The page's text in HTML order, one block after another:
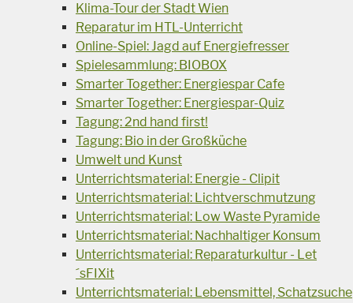
Klima-Tour der Stadt Wien
Reparatur im HTL-Unterricht
Online-Spiel: Jagd auf Energiefresser
Spielesammlung: BIOBOX
Smarter Together: Energiespar Cafe
Smarter Together: Energiespar-Quiz
Tagung: 2nd hand first!
Tagung: Bio in der Großküche
Umwelt und Kunst
Unterrichtsmaterial: Energie - Clipit
Unterrichtsmaterial: Lichtverschmutzung
Unterrichtsmaterial: Low Waste Pyramide
Unterrichtsmaterial: Nachhaltiger Konsum
Unterrichtsmaterial: Reparaturkultur - Let
´sFIXit
Unterrichtsmaterial: Lebensmittel, Schatzsuche